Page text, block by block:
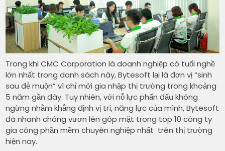
Trong khi CMC Corporation là doanh nghiệp có tuổi nghề
lớn nhất trong danh sách này, Bytesoft lại là đơn vị “sinh
sau đẻ muộn” vì chỉ mới gia nhập thị trường trong khoảng
5 năm gần đây. Tuy nhiên, với nỗ lực phấn đấu không
ngừng nhằm khẳng định vị trí, năng lực của mình, Bytesoft
đã nhanh chóng vươn lên góp mặt trong top 10 công ty
gia công phần mềm chuyên nghiệp nhất trên thị trường
hiện nay.